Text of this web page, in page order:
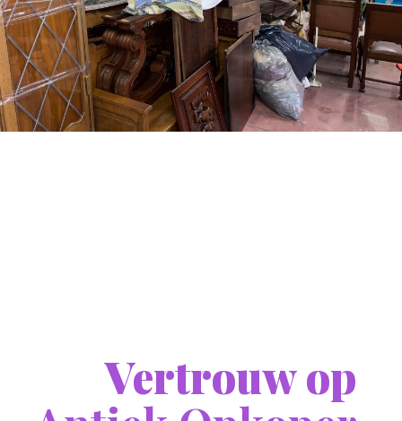
Vertrouw op